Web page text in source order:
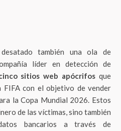
también una ola de
líder en detección de
sitios web apócrifos que
FIFA con el objetivo de vender
la Copa Mundial 2026. Estos
de las víctimas, sino también
bancarios a través de